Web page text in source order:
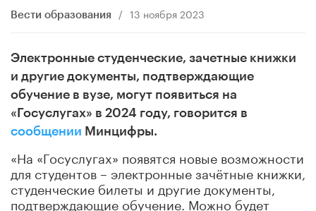
Вести образования / 13 ноября 2023
Электронные студенческие, зачетные книжки
и другие документы, подтверждающие
обучение в вузе, могут появиться на
«Госуслугах» в 2024 году, говорится в
сообщении Минцифры.
«На «Госуслугах» появятся новые возможности
для студентов – электронные зачётные книжки,
студенческие билеты и другие документы,
подтверждающие обучение. Можно будет